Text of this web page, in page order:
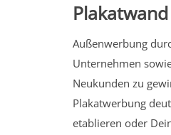
Außenwerbung
Unternehmen
Neukunden zu
Plakatwerbung
etablieren oder